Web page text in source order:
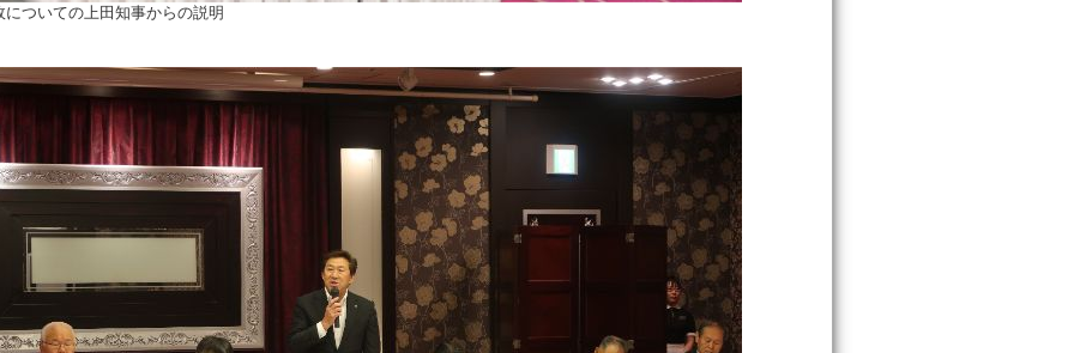
についての上田知事からの説明